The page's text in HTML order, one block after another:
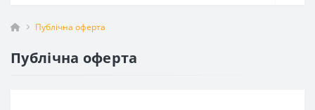
Публічна оферта
Публічна оферта